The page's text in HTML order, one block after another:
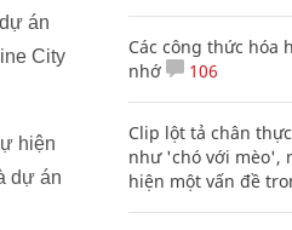
án
City
hiện
dự án
Các công thức hóa
nhớ
106
Clip lột tả chân
như 'chó với mèo',
hiện một vấn đề